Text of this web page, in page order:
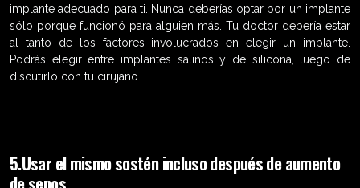
implante adecuado para ti. Nunca deberías optar por un implante
sólo porque funcionó para alguien más. Tu doctor debería estar
al tanto de los factores involucrados en elegir un implante.
Podrás elegir entre implantes salinos y de silicona, luego de
discutirlo con tu cirujano.
5.Usar el mismo sostén incluso después de aumento
de senos